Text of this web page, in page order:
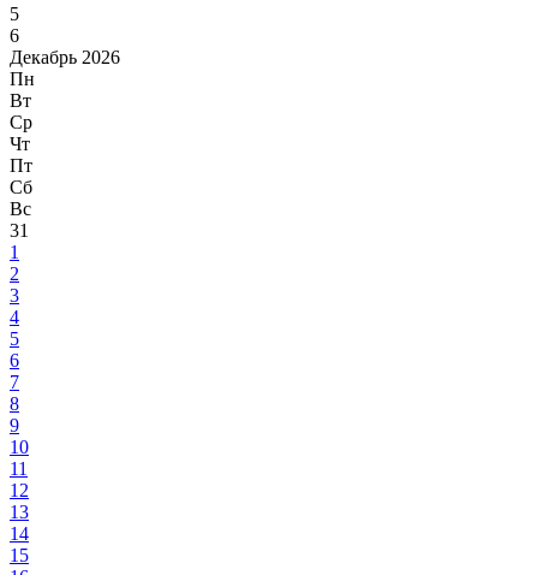
5
6
Декабрь 2026
Пн
Вт
Ср
Чт
Пт
Сб
Вс
31
1
2
3
4
5
6
7
8
9
10
11
12
13
14
15